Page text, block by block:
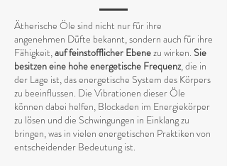
Ätherische Öle sind nicht nur für ihre
angenehmen Düfte bekannt, sondern auch für ihre
Fähigkeit,auf feinstofflicher Ebenezu wirken. Sie
besitzen eine hohe energetische Frequenz, die in
der Lage ist, das energetische System des Körpers
zu beeinflussen. Die Vibrationen dieser Öle
können dabei helfen, Blockaden im Energiekörper
zu lösen und die Schwingungen in Einklang zu
bringen, was in vielen energetischen Praktiken von
entscheidender Bedeutung ist.